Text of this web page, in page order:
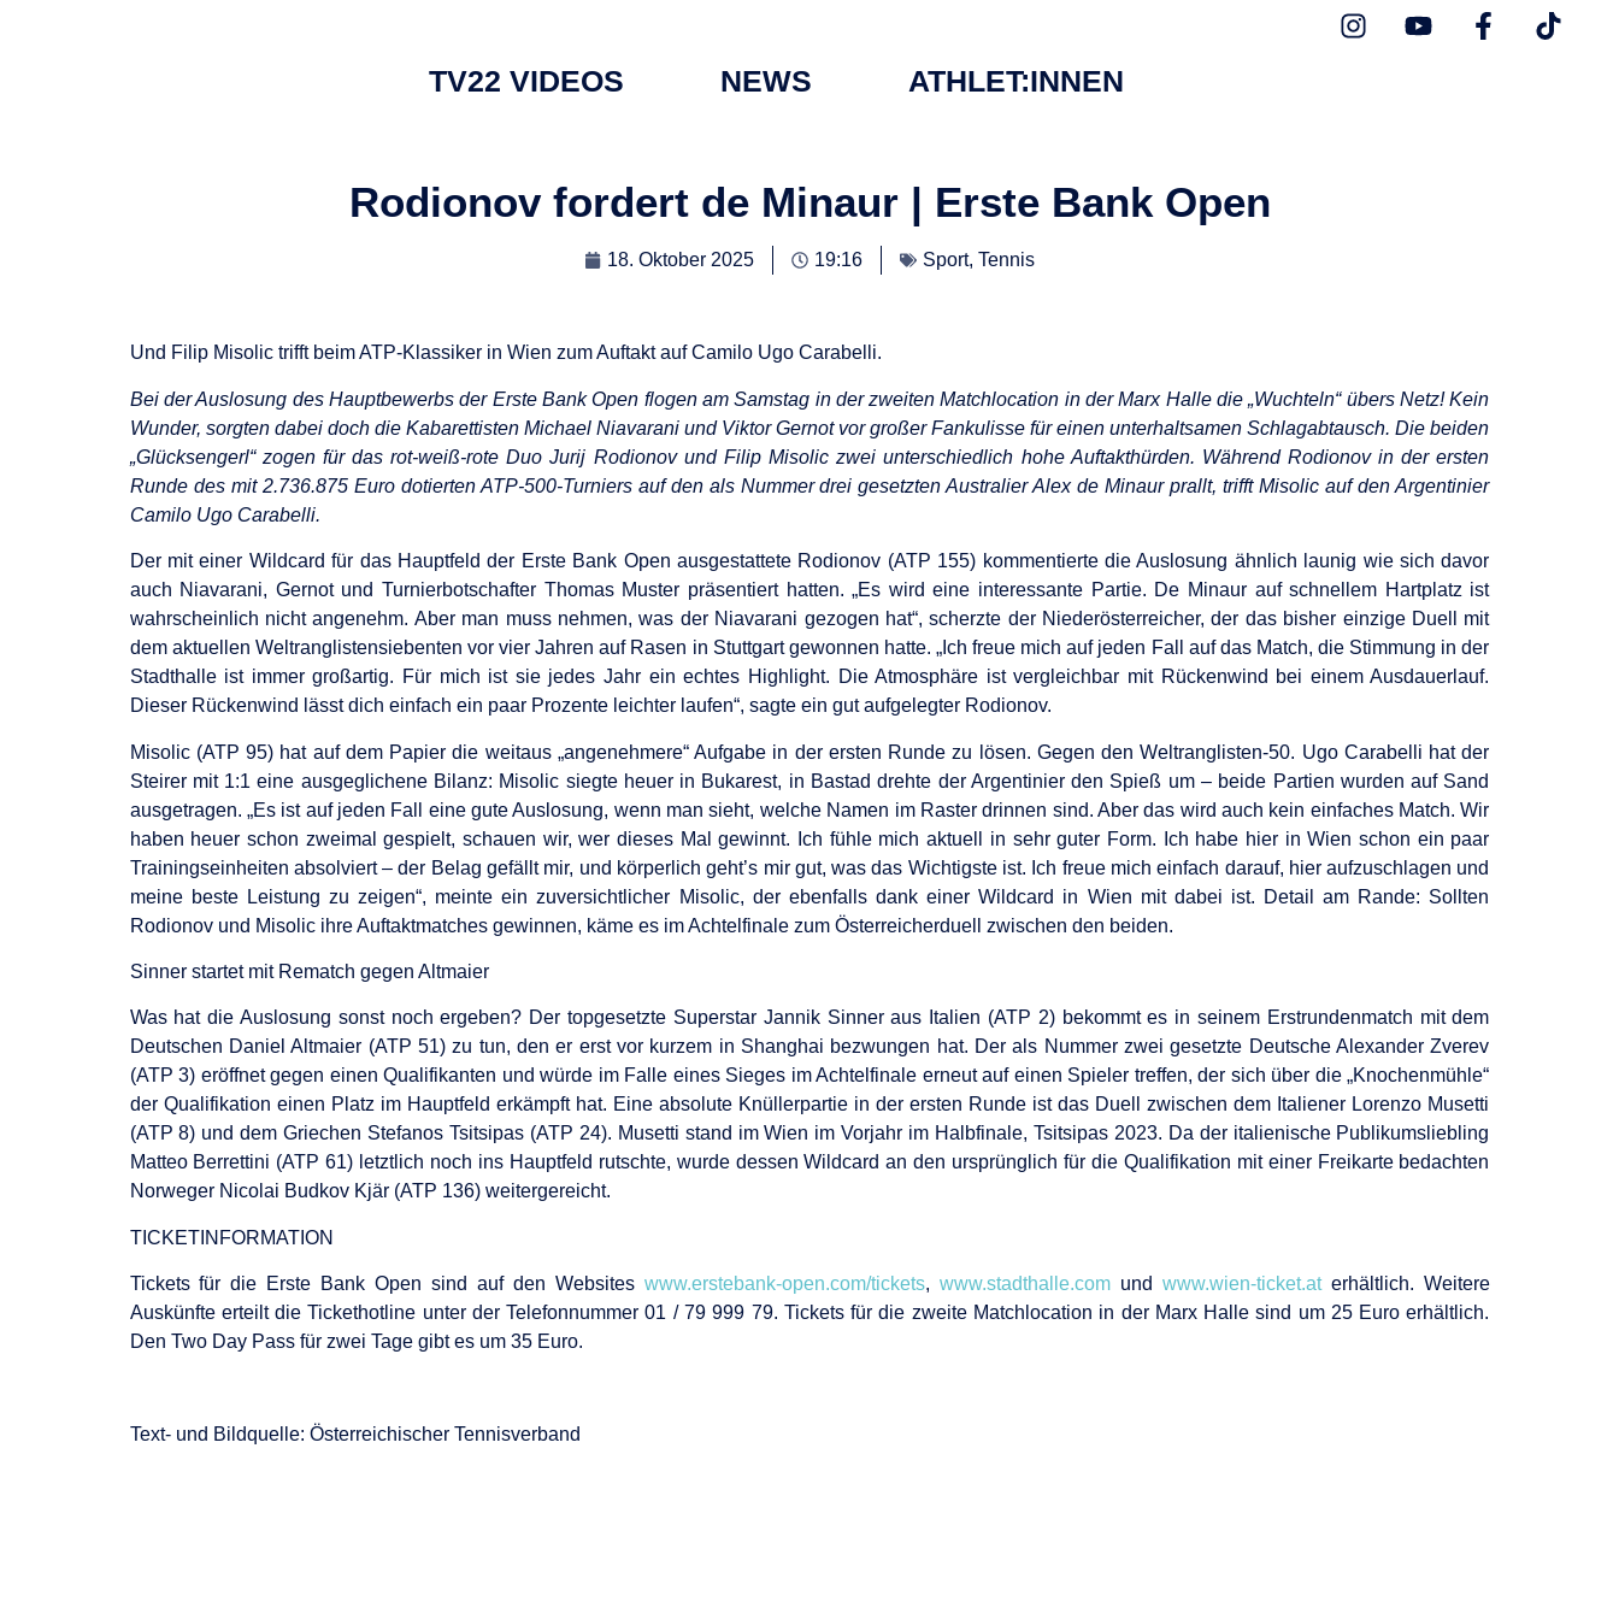
TV22 VIDEOS NEWS ATHLET:INNEN
Rodionov fordert de Minaur | Erste Bank Open
18. Oktober 2025 19:16 Sport, Tennis
Und Filip Misolic trifft beim ATP-Klassiker in Wien zum Auftakt auf Camilo Ugo Carabelli.
Bei der Auslosung des Hauptbewerbs der Erste Bank Open flogen am Samstag in der zweiten Matchlocation in der Marx Halle die „Wuchteln“ übers Netz! Kein
Wunder, sorgten dabei doch die Kabarettisten Michael Niavarani und Viktor Gernot vor großer Fankulisse für einen unterhaltsamen Schlagabtausch. Die beiden
„Glücksengerl“ zogen für das rot-weiß-rote Duo Jurij Rodionov und Filip Misolic zwei unterschiedlich hohe Auftakthürden. Während Rodionov in der ersten
Runde des mit 2.736.875 Euro dotierten ATP-500-Turniers auf den als Nummer drei gesetzten Australier Alex de Minaur prallt, trifft Misolic auf den Argentinier
Camilo Ugo Carabelli.
Der mit einer Wildcard für das Hauptfeld der Erste Bank Open ausgestattete Rodionov (ATP 155) kommentierte die Auslosung ähnlich launig wie sich davor
auch Niavarani, Gernot und Turnierbotschafter Thomas Muster präsentiert hatten. „Es wird eine interessante Partie. De Minaur auf schnellem Hartplatz ist
wahrscheinlich nicht angenehm. Aber man muss nehmen, was der Niavarani gezogen hat“, scherzte der Niederösterreicher, der das bisher einzige Duell mit
dem aktuellen Weltranglistensiebenten vor vier Jahren auf Rasen in Stuttgart gewonnen hatte. „Ich freue mich auf jeden Fall auf das Match, die Stimmung in der
Stadthalle ist immer großartig. Für mich ist sie jedes Jahr ein echtes Highlight. Die Atmosphäre ist vergleichbar mit Rückenwind bei einem Ausdauerlauf.
Dieser Rückenwind lässt dich einfach ein paar Prozente leichter laufen“, sagte ein gut aufgelegter Rodionov.
Misolic (ATP 95) hat auf dem Papier die weitaus „angenehmere“ Aufgabe in der ersten Runde zu lösen. Gegen den Weltranglisten-50. Ugo Carabelli hat der
Steirer mit 1:1 eine ausgeglichene Bilanz: Misolic siegte heuer in Bukarest, in Bastad drehte der Argentinier den Spieß um – beide Partien wurden auf Sand
ausgetragen. „Es ist auf jeden Fall eine gute Auslosung, wenn man sieht, welche Namen im Raster drinnen sind. Aber das wird auch kein einfaches Match. Wir
haben heuer schon zweimal gespielt, schauen wir, wer dieses Mal gewinnt. Ich fühle mich aktuell in sehr guter Form. Ich habe hier in Wien schon ein paar
Trainingseinheiten absolviert – der Belag gefällt mir, und körperlich geht’s mir gut, was das Wichtigste ist. Ich freue mich einfach darauf, hier aufzuschlagen und
meine beste Leistung zu zeigen“, meinte ein zuversichtlicher Misolic, der ebenfalls dank einer Wildcard in Wien mit dabei ist. Detail am Rande: Sollten
Rodionov und Misolic ihre Auftaktmatches gewinnen, käme es im Achtelfinale zum Österreicherduell zwischen den beiden.
Sinner startet mit Rematch gegen Altmaier
Was hat die Auslosung sonst noch ergeben? Der topgesetzte Superstar Jannik Sinner aus Italien (ATP 2) bekommt es in seinem Erstrundenmatch mit dem
Deutschen Daniel Altmaier (ATP 51) zu tun, den er erst vor kurzem in Shanghai bezwungen hat. Der als Nummer zwei gesetzte Deutsche Alexander Zverev
(ATP 3) eröffnet gegen einen Qualifikanten und würde im Falle eines Sieges im Achtelfinale erneut auf einen Spieler treffen, der sich über die „Knochenmühle“
der Qualifikation einen Platz im Hauptfeld erkämpft hat. Eine absolute Knüllerpartie in der ersten Runde ist das Duell zwischen dem Italiener Lorenzo Musetti
(ATP 8) und dem Griechen Stefanos Tsitsipas (ATP 24). Musetti stand im Wien im Vorjahr im Halbfinale, Tsitsipas 2023. Da der italienische Publikumsliebling
Matteo Berrettini (ATP 61) letztlich noch ins Hauptfeld rutschte, wurde dessen Wildcard an den ursprünglich für die Qualifikation mit einer Freikarte bedachten
Norweger Nicolai Budkov Kjär (ATP 136) weitergereicht.
TICKETINFORMATION
Tickets für die Erste Bank Open sind auf den Websites www.erstebank-open.com/tickets, www.stadthalle.comund www.wien-ticket.aterhältlich. Weitere
Auskünfte erteilt die Tickethotline unter der Telefonnummer 01 / 79 999 79. Tickets für die zweite Matchlocation in der Marx Halle sind um 25 Euro erhältlich.
Den Two Day Pass für zwei Tage gibt es um 35 Euro.
Text- und Bildquelle: Österreichischer Tennisverband